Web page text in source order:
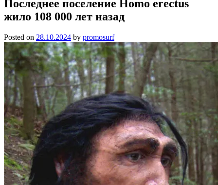
Последнее поселение Homo erectus
жило 108 000 лет назад
Posted on 28.10.2024 by promosurf